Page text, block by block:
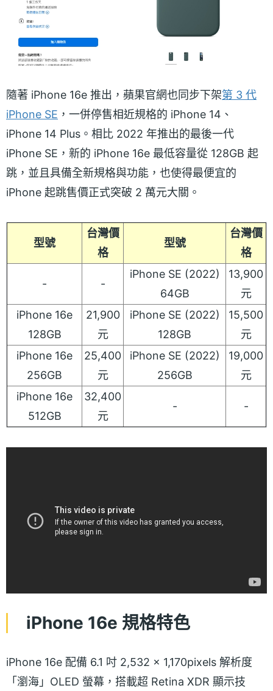
隨著 iPhone 16e 推出，蘋果官網也同步下架第 3 代
iPhone SE ，一併停售相近規格的 iPhone 14、
iPhone 14 Plus。相比 2022 年推出的最後一代
iPhone SE，新的 iPhone 16e 最低容量從 128GB 起
跳，並且具備全新規格與功能，也使得最便宜的
iPhone 起跳售價正式突破 2 萬元大關。
型號
台灣價
格
型號
台灣價
格
- -
iPhone SE (2022)
64GB
13,900
元
iPhone 16e
128GB
21,900
元
iPhone SE (2022)
128GB
15,500
元
iPhone 16e
256GB
25,400
元
iPhone SE (2022)
256GB
19,000
元
iPhone 16e
512GB
32,400
元
- -
iPhone 16e 規格特色
iPhone 16e 配備 6.1 吋 2,532 × 1,170pixels 解析度
「瀏海」OLED 螢幕，搭載超 Retina XDR 顯示技